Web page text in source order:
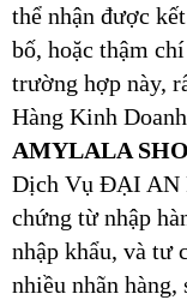
thể nhận được
bố, hoặc thậm
trường hợp này,
Hàng Kinh
AMYLALA
Dịch Vụ ĐẠI AN
chứng từ nhập
nhập khẩu, và tư
nhiều nhãn